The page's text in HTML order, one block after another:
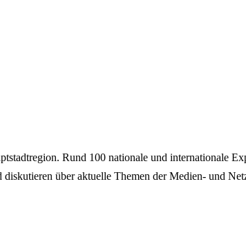
Rund 100 nationale und internationale
über aktuelle Themen der Medien- und